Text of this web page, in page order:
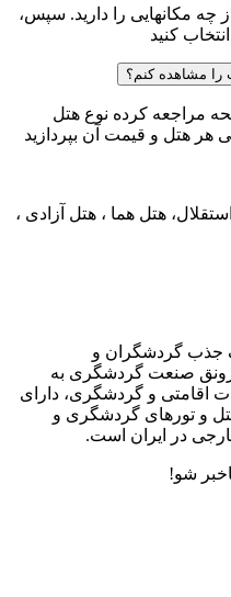
از چه مکانهایی را دارید. سپس،
کنید
را مشاهده کنم؟
مراجعه کرده نوع هتل
هر هتل و قیمت آن بپردازید
هتل هما ، هتل آزادی ،
جذب گردشگران و
رونق صنعت گردشگری به
اقامتی و گردشگری، دارای
و تورهای گردشگری و
در ایران است.
شو!